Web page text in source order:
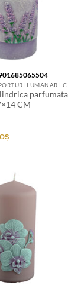
parfumata
CM